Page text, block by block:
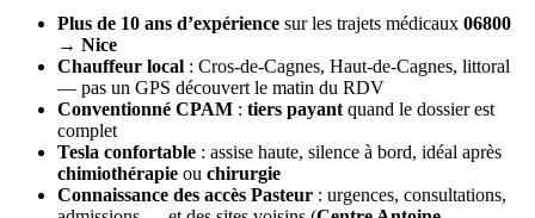
Plus de 10 ans d’expérience sur les trajets médicaux 06800
→ Nice
Chauffeur local : Cros-de-Cagnes, Haut-de-Cagnes, littoral
— pas un GPS découvert le matin du RDV
Conventionné CPAM : tiers payant quand le dossier est
complet
Tesla confortable : assise haute, silence à bord, idéal après
chimiothérapie ou chirurgie
Connaissance des accès Pasteur : urgences, consultations,